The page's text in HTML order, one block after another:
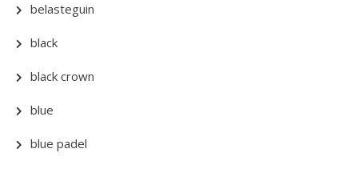
belasteguin
black
black crown
blue
blue padel